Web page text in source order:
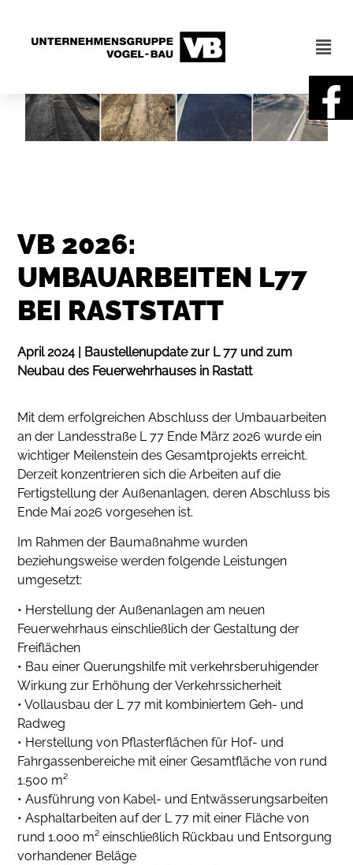
VB 2026:
UMBAUARBEITEN L77
BEI RASTSTATT
April 2024 | Baustellenupdate zur L 77 und zum
Neubau des Feuerwehrhauses in Rastatt
Mit dem erfolgreichen Abschluss der Umbauarbeiten
an der Landesstraße L 77 Ende März 2026 wurde ein
wichtiger Meilenstein des Gesamtprojekts erreicht.
Derzeit konzentrieren sich die Arbeiten auf die
Fertigstellung der Außenanlagen, deren Abschluss bis
Ende Mai 2026 vorgesehen ist.
Im Rahmen der Baumaßnahme wurden
beziehungsweise werden folgende Leistungen
umgesetzt:
• Herstellung der Außenanlagen am neuen
Feuerwehrhaus einschließlich der Gestaltung der
Freiflächen
• Bau einer Querungshilfe mit verkehrsberuhigender
Wirkung zur Erhöhung der Verkehrssicherheit
• Vollausbau der L 77 mit kombiniertem Geh- und
Radweg
• Herstellung von Pflasterflächen für Hof- und
Fahrgassenbereiche mit einer Gesamtfläche von rund
1.500 m²
• Ausführung von Kabel- und Entwässerungsarbeiten
• Asphaltarbeiten auf der L 77 mit einer Fläche von
rund 1.000 m² einschließlich Rückbau und Entsorgung
vorhandener Beläge